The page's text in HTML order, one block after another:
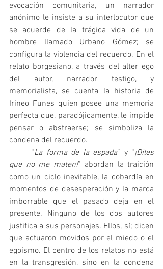
evocación comunitaria, un narrador
anónimo le insiste a su interlocutor que
se acuerde de la trágica vida de un
hombre llamado Urbano Gómez; se
configura la violencia del recuerdo. En el
relato borgesiano, a través del alter ego
del autor, narrador testigo, y
memorialista, se cuenta la historia de
Irineo Funes quien posee una memoria
perfecta que, paradójicamente, le impide
pensar o abstraerse; se simboliza la
condena del recuerdo.
	“
La forma de la espada” y “¡Diles
que no me maten!” abordan la traición
como un ciclo inevitable, la cobardía en
momentos de desesperación y la marca
imborrable que el pasado deja en el
presente. Ninguno de los dos autores
justifica a sus personajes. Ellos, sí; dicen
que actuaron movidos por el miedo o el
egoísmo. El centro de los relatos no está
en la transgresión, sino en la condena